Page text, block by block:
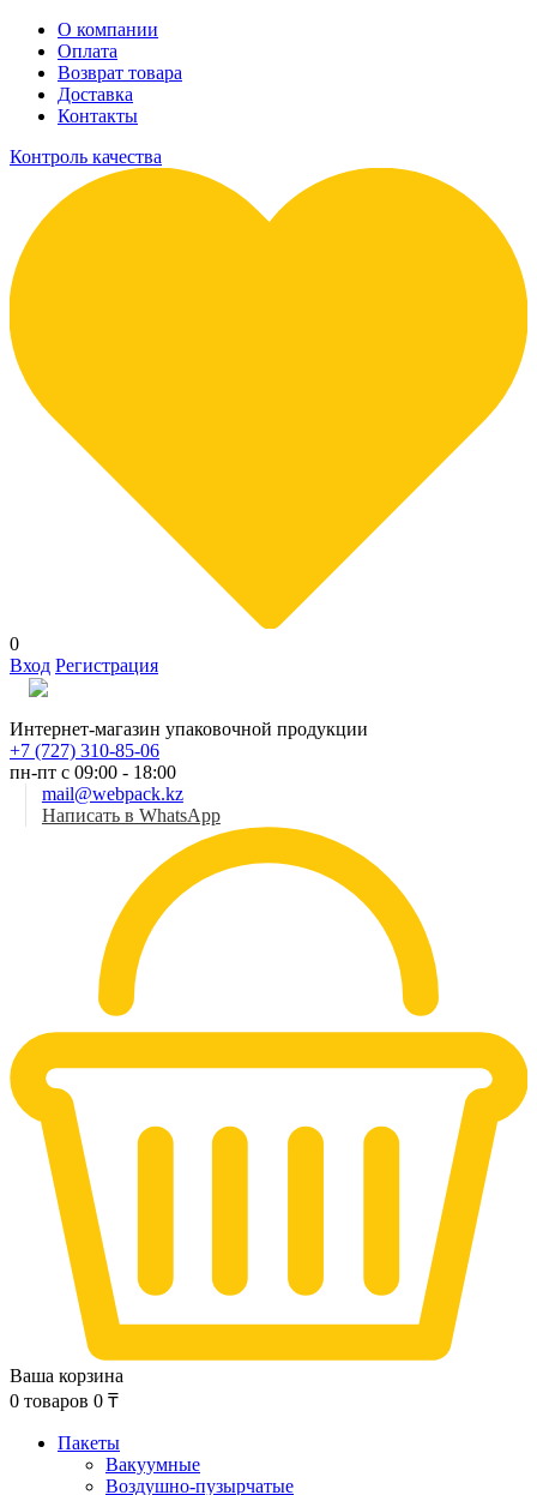
О компании
Оплата
Возврат товара
Доставка
Контакты
Контроль качества
0
Вход Регистрация
Интернет-магазин упаковочной продукции
+7 (727) 310-85-06
пн-пт с 09:00 - 18:00
mail@webpack.kz
Написать в WhatsApp
Ваша корзина
0 товаров 0 ₸
Пакеты
Вакуумные
Воздушно-пузырчатые